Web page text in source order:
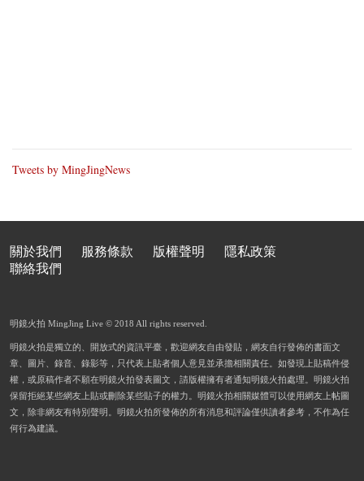
Tweets by MingJingNews
關於我們 服務條款 版權聲明
隱私政策
聯絡我們
明鏡火拍 MingJing Live © 2018 All rights reserved.
明鏡火拍是獨立的、開放式的資訊平臺，歡迎網友自由發貼，網友自行發佈的書面文
章、圖片、錄音、錄影等，只代表上貼者個人意見並承擔相關責任。如發現上貼稿件侵
權，或原稿作者不願在明鏡火拍發表圖文，請版權擁有者通知明鏡火拍處理。明鏡火拍
保留拒絕某些網友上貼或刪除某些貼子的權力。明鏡火拍相關媒體可以使用網友上帖圖
文，除非網友有特別聲明。明鏡火拍所發佈的所有消息和評論僅供讀者參考，不作為任
何行為建議。